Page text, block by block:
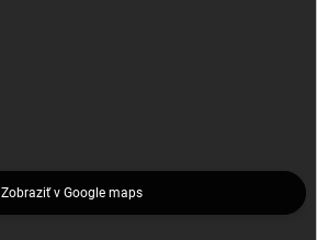
Zobraziť v Google maps